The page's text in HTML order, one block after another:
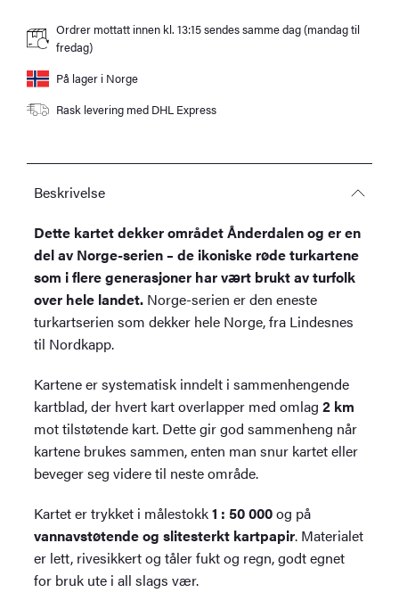
Ordrer mottatt innen kl. 13:15 sendes samme dag (mandag til
fredag)
På lager i Norge
Rask levering med DHL Express
Beskrivelse
Dette kartet dekker området Ånderdalen og er en
del av Norge-serien – de ikoniske røde turkartene
som i flere generasjoner har vært brukt av turfolk
over hele landet. Norge-serien er den eneste
turkartserien som dekker hele Norge, fra Lindesnes
til Nordkapp.
Kartene er systematisk inndelt i sammenhengende
kartblad, der hvert kart overlapper med omlag2 km
mot tilstøtende kart. Dette gir god sammenheng når
kartene brukes sammen, enten man snur kartet eller
beveger seg videre til neste område.
Kartet er trykket i målestokk1 : 50 000og på
vannavstøtende og slitesterkt kartpapir. Materialet
er lett, rivesikkert og tåler fukt og regn, godt egnet
for bruk ute i all slags vær.